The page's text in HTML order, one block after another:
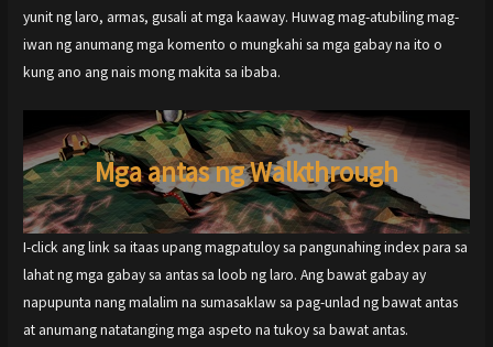
yunit ng laro, armas, gusali at mga kaaway. Huwag mag-atubiling mag-
iwan ng anumang mga komento o mungkahi sa mga gabay na ito o
kung ano ang nais mong makita sa ibaba.
Mga antas ng Walkthrough
I-click ang link sa itaas upang magpatuloy sa pangunahing index para sa
lahat ng mga gabay sa antas sa loob ng laro. Ang bawat gabay ay
napupunta nang malalim na sumasaklaw sa pag-unlad ng bawat antas
at anumang natatanging mga aspeto na tukoy sa bawat antas.